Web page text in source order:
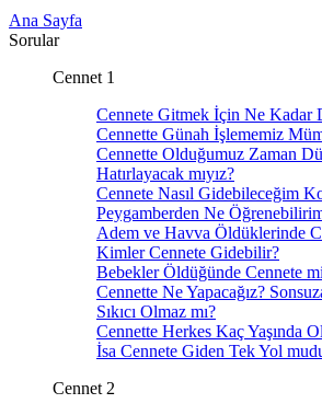
Ana Sayfa
Sorular
Cennet 1
Cennete Gitmek İçin Ne Kadar
Cennette Günah İşlememiz
Cennette Olduğumuz Zaman
Hatırlayacak mıyız?
Cennete Nasıl Gidebileceğim
Peygamberden Ne
Adem ve Havva Öldüklerinde
Kimler Cennete Gidebilir?
Bebekler Öldüğünde Cennete
Cennette Ne Yapacağız?
Sıkıcı Olmaz mı?
Cennette Herkes Kaç Yaşında
İsa Cennete Giden Tek Yol
Cennet 2